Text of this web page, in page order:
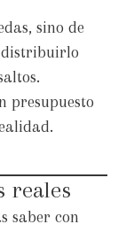
sino de
distribuirlo
presupuesto
reales
saber con